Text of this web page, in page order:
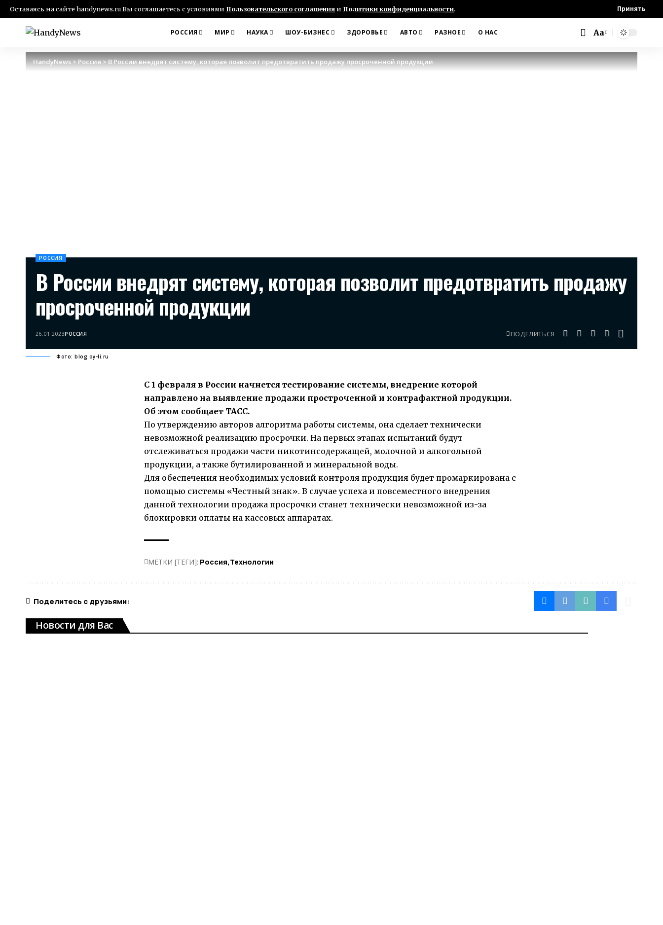
Оставаясь на сайте handynews.ru Вы соглашаетесь с условиями Пользовательского соглашенияи Политики конфиденциальности. Принять
РОССИЯ МИР НАУКА ШОУ-БИЗНЕС ЗДОРОВЬЕ АВТО РАЗНОЕ О НАС
Font
Resizer
Aa
HandyNews>Россия>В России внедрят систему, которая позволит предотвратить продажу просроченной продукции
РОССИЯ
В России внедрят систему, которая позволит предотвратить продажу
просроченной продукции
26.01.2023РОССИЯ ПОДЕЛИТЬСЯ
Фото: blog.oy-li.ru
С 1 февраля в России начнется тестирование системы, внедрение которой
направлено на выявление продажи простроченной и контрафактной продукции.
Об этом сообщает ТАСС.
По утверждению авторов алгоритма работы системы, она сделает технически
невозможной реализацию просрочки. На первых этапах испытаний будут
отслеживаться продажи части никотинсодержащей, молочной и алкогольной
продукции, а также бутилированной и минеральной воды.
Для обеспечения необходимых условий контроля продукция будет промаркирована с
помощью системы «Честный знак». В случае успеха и повсеместного внедрения
данной технологии продажа просрочки станет технически невозможной из-за
блокировки оплаты на кассовых аппаратах.
МЕТКИ [ТЕГИ]: Россия Технологии
Поделитесь с друзьями:
Новости для Вас